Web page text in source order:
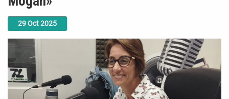
29Oct2025